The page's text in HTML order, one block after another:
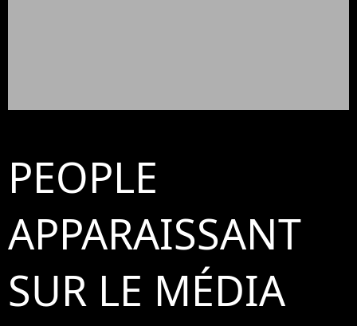
PEOPLE
APPARAISSANT
SUR LE MÉDIA